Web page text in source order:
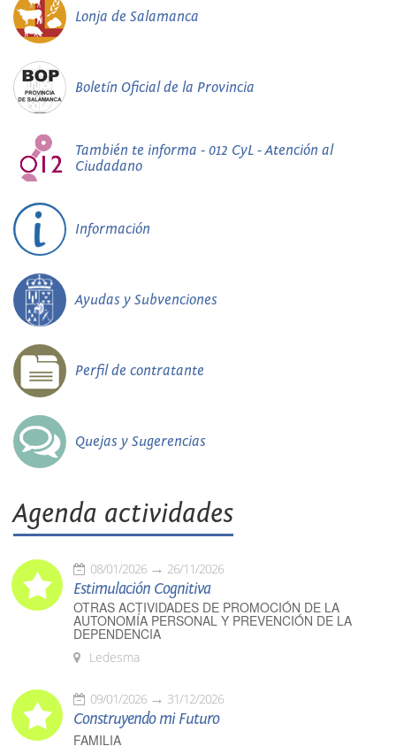
Lonja de Salamanca
Boletín Oficial de la Provincia
También te informa - 012 CyL - Atención al
Ciudadano
Información
Ayudas y Subvenciones
Perfil de contratante
Quejas y Sugerencias
Agenda actividades
08/01/2026 26/11/2026
Estimulación Cognitiva
OTRAS ACTIVIDADES DE PROMOCIÓN DE LA
AUTONOMÍA PERSONAL Y PREVENCIÓN DE LA
DEPENDENCIA
Ledesma
09/01/2026 31/12/2026
Construyendo mi Futuro
FAMILIA